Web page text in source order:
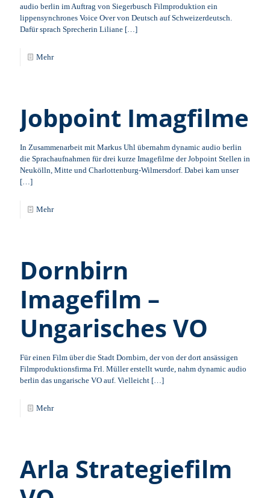
audio berlin im Auftrag von Siegerbusch Filmproduktion ein
lippensynchrones Voice Over von Deutsch auf Schweizerdeutsch.
Dafür sprach Sprecherin Liliane […]
Mehr
Jobpoint Imagfilme
In Zusammenarbeit mit Markus Uhl übernahm dynamic audio berlin
die Sprachaufnahmen für drei kurze Imagefilme der Jobpoint Stellen in
Neukölln, Mitte und Charlottenburg-Wilmersdorf. Dabei kam unser
[…]
Mehr
Dornbirn
Imagefilm –
Ungarisches VO
Für einen Film über die Stadt Dornbirn, der von der dort ansässigen
Filmproduktionsfirma Frl. Müller erstellt wurde, nahm dynamic audio
berlin das ungarische VO auf. Vielleicht […]
Mehr
Arla Strategiefilm